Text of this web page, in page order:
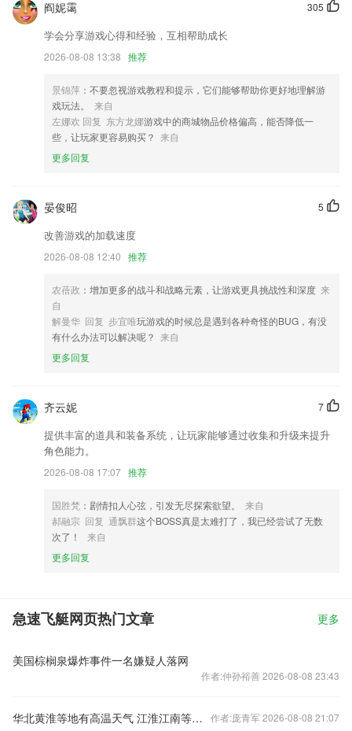
想表达对作者的爱?月票打赏送送送...
极爽畅读，再无广告烦扰！
优化过滤逻辑，减少误点情况。
离职申请优化
优化了配网存在的问题
联系我们
以上就是急速飞艇网页的介绍，如果您喜欢这款软件，您可以到应用商店
305
阎妮霭
学会分享游戏心得和经验，互相帮助成长
2026-08-08 13:38 推荐
景锦萍 ：不要忽视游戏教程和提示，它们能够帮助你更好地理解游
戏玩法。
来自
左娜欢 回复 东方龙娜游戏中的商城物品价格偏高，能否降低一
些，让玩家更容易购买？ 来自
更多回复
5
晏俊昭
改善游戏的加载速度
2026-08-08 12:40 推荐
农蓓政 ：增加更多的战斗和战略元素，让游戏更具挑战性和深度 来
自
解曼华 回复 步宜唯玩游戏的时候总是遇到各种奇怪的BUG，有没
有什么办法可以解决呢？ 来自
更多回复
7
齐云妮
提供丰富的道具和装备系统，让玩家能够通过收集和升级来提升
角色能力。
2026-08-08 17:07 推荐
国胜梵 ：剧情扣人心弦，引发无尽探索欲望。
来自
郝融宗 回复 通飘群这个BOSS真是太难打了，我已经尝试了无数
次了！
来自
更多回复
急速飞艇网页热门文章 更多
美国棕榈泉爆炸事件一名嫌疑人落网
作者:仲孙裕善 2026-08-08 23:43
华北黄淮等地有高温天气 江淮江南等地将有强降雨 作者:庞青军 2026-08-08 21:07